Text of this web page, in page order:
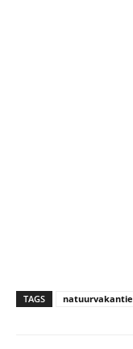
TAGS natuurvakantie